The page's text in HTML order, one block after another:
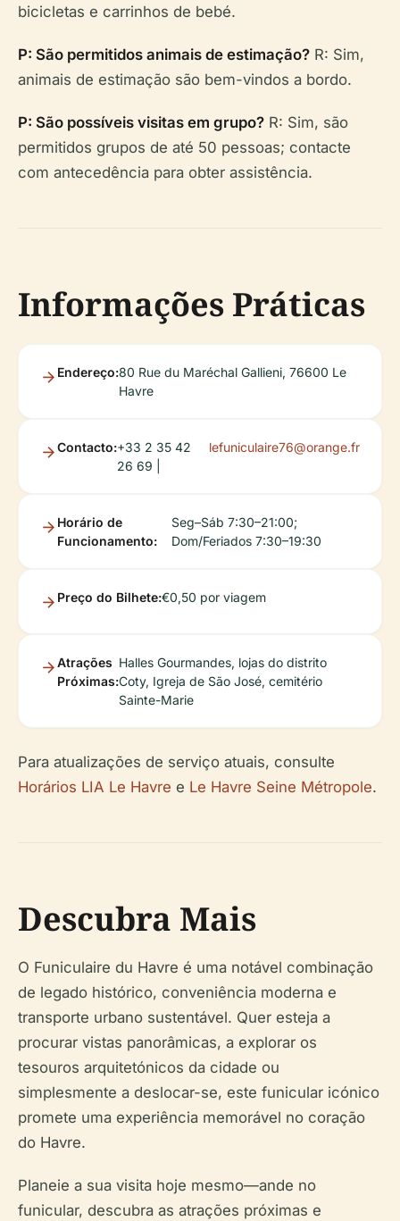
bicicletas e carrinhos de bebé.
P: São permitidos animais de estimação? R: Sim,
animais de estimação são bem-vindos a bordo.
P: São possíveis visitas em grupo? R: Sim, são
permitidos grupos de até 50 pessoas; contacte
com antecedência para obter assistência.
Informações Práticas
Endereço:80 Rue du Maréchal Gallieni, 76600 Le
Havre
Contacto:+33 2 35 42
26 69 |
lefuniculaire76@orange.fr
Horário de
Funcionamento:
Seg–Sáb 7:30–21:00;
Dom/Feriados 7:30–19:30
Preço do Bilhete:€0,50 por viagem
Atrações
Próximas:
Halles Gourmandes, lojas do distrito
Coty, Igreja de São José, cemitério
Sainte-Marie
Para atualizações de serviço atuais, consulte
Horários LIA Le Havre e Le Havre Seine Métropole.
Descubra Mais
O Funiculaire du Havre é uma notável combinação
de legado histórico, conveniência moderna e
transporte urbano sustentável. Quer esteja a
procurar vistas panorâmicas, a explorar os
tesouros arquitetónicos da cidade ou
simplesmente a deslocar-se, este funicular icónico
promete uma experiência memorável no coração
do Havre.
Planeie a sua visita hoje mesmo—ande no
funicular, descubra as atrações próximas e